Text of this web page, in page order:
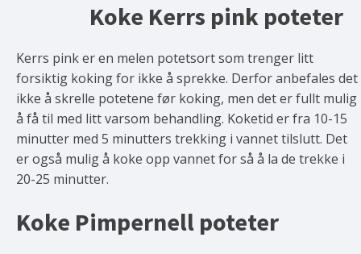
Koke Kerrs pink poteter
Kerrs pink er en melen potetsort som trenger litt
forsiktig koking for ikke å sprekke. Derfor anbefales det
ikke å skrelle potetene før koking, men det er fullt mulig
å få til med litt varsom behandling. Koketid er fra 10-15
minutter med 5 minutters trekking i vannet tilslutt. Det
er også mulig å koke opp vannet for så å la de trekke i
20-25 minutter.
Koke Pimpernell poteter